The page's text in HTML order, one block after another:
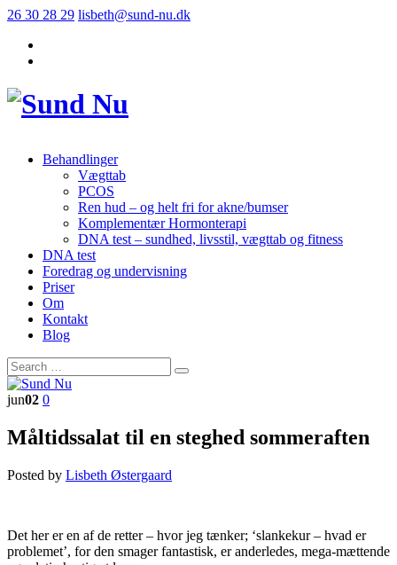
26 30 28 29 lisbeth@sund-nu.dk
Behandlinger
Vægttab
PCOS
Ren hud – og helt fri for akne/bumser
Komplementær Hormonterapi
DNA test – sundhed, livsstil, vægttab og fitness
DNA test
Foredrag og undervisning
Priser
Om
Kontakt
Blog
jun02 0
Måltidssalat til en steghed sommeraften
Posted by Lisbeth Østergaard
Det her er en af de retter – hvor jeg tænker; ‘slankekur – hvad er
problemet’, for den smager fantastisk, er anderledes, mega-mættende